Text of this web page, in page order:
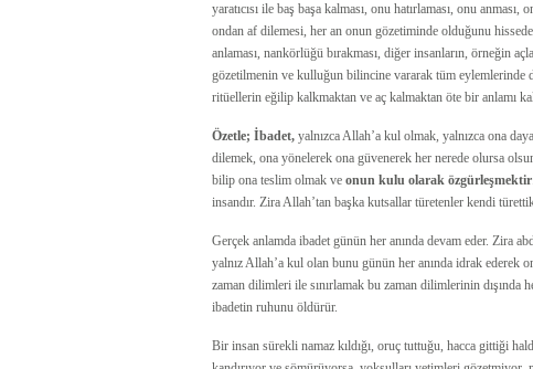
yaratıcısı ile baş başa kalması, onu hatırlaması, onu
ondan af dilemesi, her an onun gözetiminde olduğunu
anlaması, nankörlüğü bırakması, diğer insanların, örneğin
gözetilmenin ve kulluğun bilincine vararak tüm eylemlerinde
ritüellerin eğilip kalkmaktan ve aç kalmaktan öte bir anlamı
Özetle; İbadet, yalnızca Allah’a kul olmak, yalnızca ona
dilemek, ona yönelerek ona güvenerek her nerede olursa
bilip ona teslim olmak ve onun kulu olarak özgürleşmektir
insandır. Zira Allah’tan başka kutsallar türetenler kendi
Gerçek anlamda ibadet günün her anında devam eder. Zira
yalnız Allah’a kul olan bunu günün her anında idrak ederek
zaman dilimleri ile sınırlamak bu zaman dilimlerinin dışında
ibadetin ruhunu öldürür.
Bir insan sürekli namaz kıldığı, oruç tuttuğu, hacca gittiği